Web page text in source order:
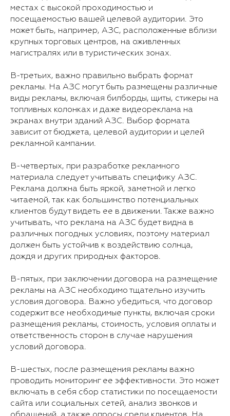
местах с высокой проходимостью и
посещаемостью вашей целевой аудитории. Это
может быть, например, АЗС, расположенные вблизи
крупных торговых центров, на оживленных
магистралях или в туристических зонах.
В-третьих, важно правильно выбрать формат
рекламы. На АЗС могут быть размещены различные
виды рекламы, включая билборды, щиты, стикеры на
топливных колонках и даже видеореклама на
экранах внутри зданий АЗС. Выбор формата
зависит от бюджета, целевой аудитории и целей
рекламной кампании.
В-четвертых, при разработке рекламного
материала следует учитывать специфику АЗС.
Реклама должна быть яркой, заметной и легко
читаемой, так как большинство потенциальных
клиентов будут видеть ее в движении. Также важно
учитывать, что реклама на АЗС будет видна в
различных погодных условиях, поэтому материал
должен быть устойчив к воздействию солнца,
дождя и других природных факторов.
В-пятых, при заключении договора на размещение
рекламы на АЗС необходимо тщательно изучить
условия договора. Важно убедиться, что договор
содержит все необходимые пункты, включая сроки
размещения рекламы, стоимость, условия оплаты и
ответственность сторон в случае нарушения
условий договора.
В-шестых, после размещения рекламы важно
проводить мониторинг ее эффективности. Это может
включать в себя сбор статистики по посещаемости
сайта или социальных сетей, анализ звонков и